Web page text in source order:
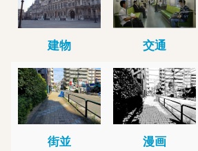
建物 交通
街並 漫画